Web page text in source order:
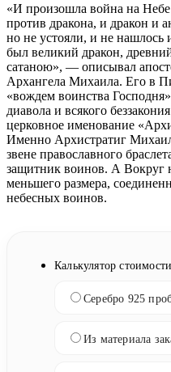
«И произошла война на
против дракона, и дракон и
но не устояли, и не
был великий дракон,
сатаною», — описывал
Архангела Михаила. Его в
«вождем воинства
диавола и всякого
церковное именование
Именно Архистратиг
звене православного
защитник воинов. А Вокруг
меньшего размера,
небесных воинов.
Калькулятор стоимости
Серебро 925
Из материала